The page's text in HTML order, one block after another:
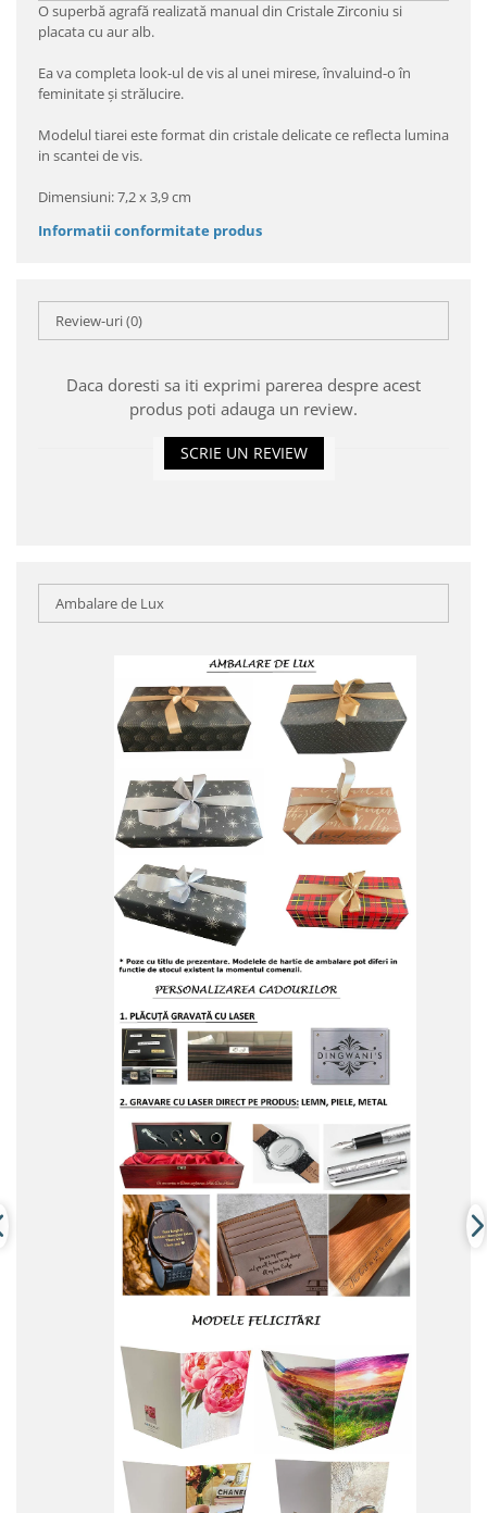
O superbă agrafă realizată manual din Cristale Zirconiu si
placata cu aur alb.
Ea va completa look-ul de vis al unei mirese, învaluind-o în
feminitate şi strălucire.
Modelul tiarei este format din cristale delicate ce reflecta lumina
in scantei de vis.
Dimensiuni: 7,2 x 3,9 cm
Informatii conformitate produs
Review-uri(0)
Daca doresti sa iti exprimi parerea despre acest
produs poti adauga un review.
SCRIE UN REVIEW
Ambalare de Lux